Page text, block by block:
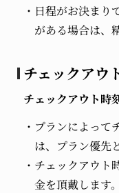
日程がお決まり
がある場合は、
チェックアウ
チェックアウト時
プランによって
は、プラン優先
チェックアウト
金を頂戴します